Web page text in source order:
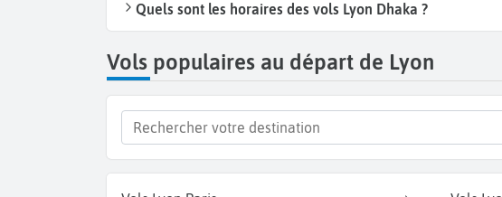
Quels sont les horaires des vols Lyon Dhaka ?
Vols populaires au départ de Lyon